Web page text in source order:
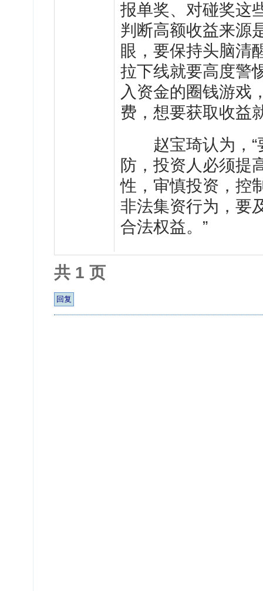
报单奖、对碰奖这
判断高额收益来源
眼，要保持头脑清
拉下线就要高度警
入资金的圈钱游戏
费，想要获取收益
赵宝琦认为，“
防，投资人必须提
性，审慎投资，控
非法集资行为，要
合法权益。”
共 1 页